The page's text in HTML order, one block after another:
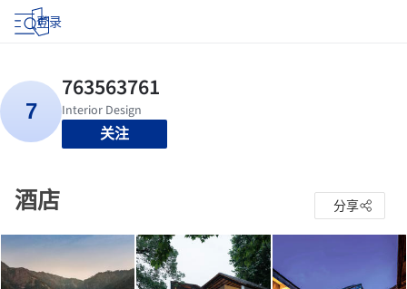
登录
关注
酒店 分享